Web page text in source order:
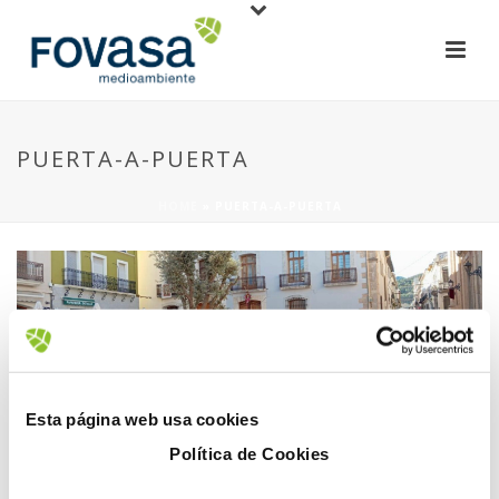
Esta página web usa cookies
Política de Cookies
PUERTA-A-PUERTA
30 December, 2024